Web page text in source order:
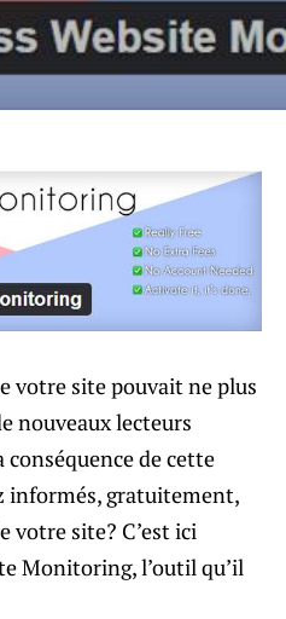
votre site pouvait ne plus
nouveaux lecteurs
de cette
informés, gratuitement,
votre site? C’est ici
Monitoring, l’outil qu’il